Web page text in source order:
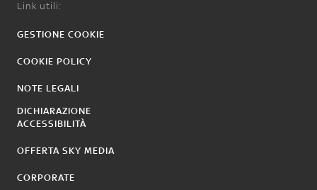
Link utili:
GESTIONE COOKIE
COOKIE POLICY
NOTE LEGALI
DICHIARAZIONE
ACCESSIBILITÀ
OFFERTA SKY MEDIA
CORPORATE